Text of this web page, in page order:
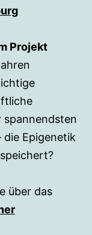
Projekt
spannendsten
die Epigenetik
über das